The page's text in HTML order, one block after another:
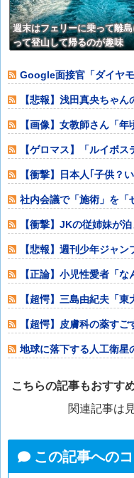
週末はフェリーに乗って離
って登山して帰るのが趣味
Google面接官「ダイヤ
どうなりま
【悲報】浅田真央ちゃ
【画像】女教師さん「
【ゲロマス】「ルイボ
定着してる謎の
【衝撃】日本人｢子供？
理由www
社内会議で「施術」を「
われたwww
【衝撃】JKの従姉妹が
【悲報】週刊少年ジャ
万部から9
【正論】小児性愛者「
んだああああ
【超愕】三島由紀夫「
出たり写真集出
【超愕】皮膚科の薬す
地球に落下する人工衛星
こちらの記事もおすす
関連記事は
この記事への